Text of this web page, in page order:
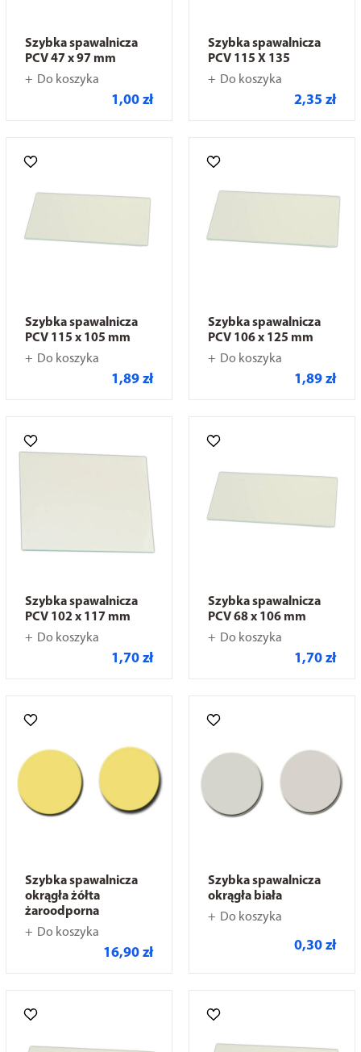
Szybka spawalnicza
PCV 47 x 97 mm
Do koszyka
1,00 zł
Szybka spawalnicza
PCV 115 X 135
Do koszyka
2,35 zł
Szybka spawalnicza
PCV 115 x 105 mm
Do koszyka
1,89 zł
Szybka spawalnicza
PCV 106 x 125 mm
Do koszyka
1,89 zł
Szybka spawalnicza
PCV 102 x 117 mm
Do koszyka
1,70 zł
Szybka spawalnicza
PCV 68 x 106 mm
Do koszyka
1,70 zł
Szybka spawalnicza
okrągła żółta
żaroodporna
Do koszyka
16,90 zł
Szybka spawalnicza
okrągła biała
Do koszyka
0,30 zł